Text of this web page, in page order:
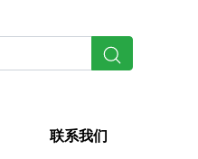
联系我们